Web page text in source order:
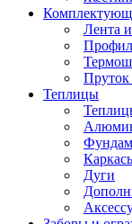
Лента
Пруток
Теплицы
Дуги